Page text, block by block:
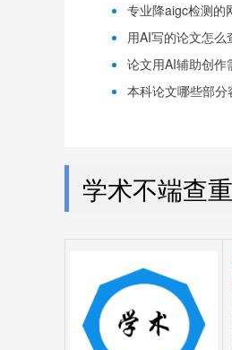
专业降aigc检测的
用AI写的论文怎
论文用AI辅助创
本科论文哪些部分
学术不端查